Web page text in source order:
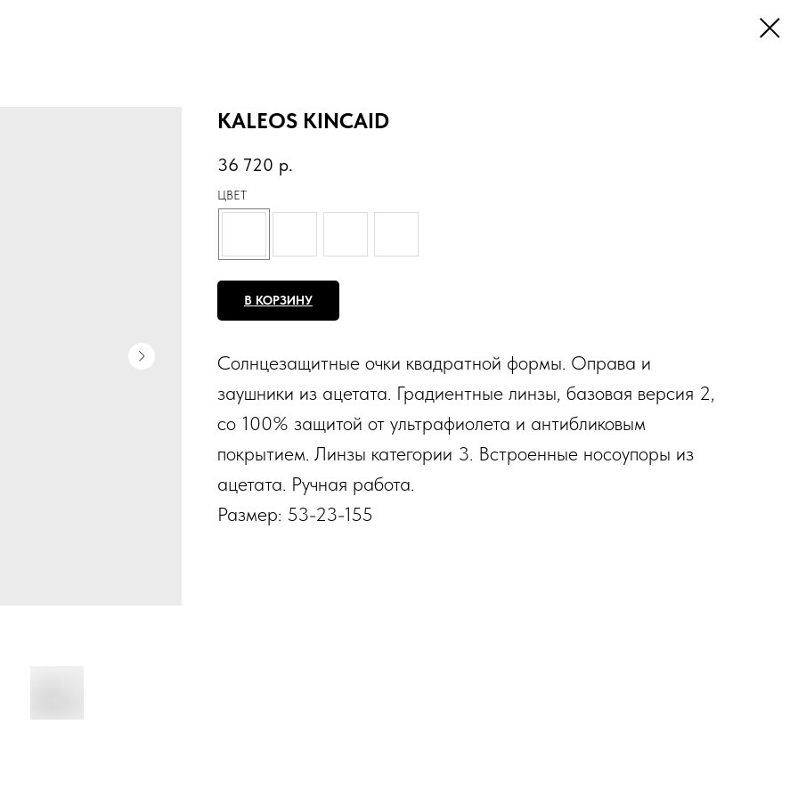
KALEOS KINCAID
36 720 р.
ЦВЕТ
В КОРЗИНУ
Солнцезащитные очки квадратной формы. Оправа и
заушники из ацетата. Градиентные линзы, базовая версия 2,
со 100% защитой от ультрафиолета и антибликовым
покрытием. Линзы категории 3. Встроенные носоупоры из
ацетата. Ручная работа.
Размер: 53-23-155